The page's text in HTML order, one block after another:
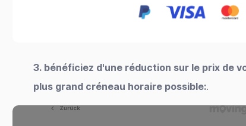
3. bénéficiez d'une réduction sur le prix de
plus grand créneau horaire possible:.